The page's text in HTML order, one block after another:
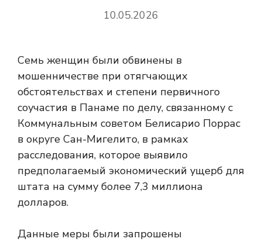
10.05.2026
Семь женщин были обвинены в
мошенничестве при отягчающих
обстоятельствах и степени первичного
соучастия в Панаме по делу, связанному с
Коммунальным советом Белисарио Поррас
в округе Сан-Мигелито, в рамках
расследования, которое выявило
предполагаемый экономический ущерб для
штата на сумму более 7,3 миллиона
долларов.
Данные меры были запрошены